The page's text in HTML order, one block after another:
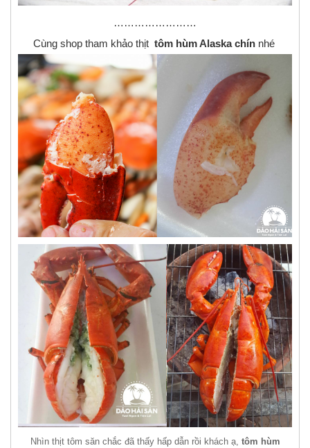
……………………
Cùng shop tham khảo thịt tôm hùm Alaska chínnhé
Nhìn thịt tôm săn chắc đã thấy hấp dẫn rồi khách ạ, tôm hùm